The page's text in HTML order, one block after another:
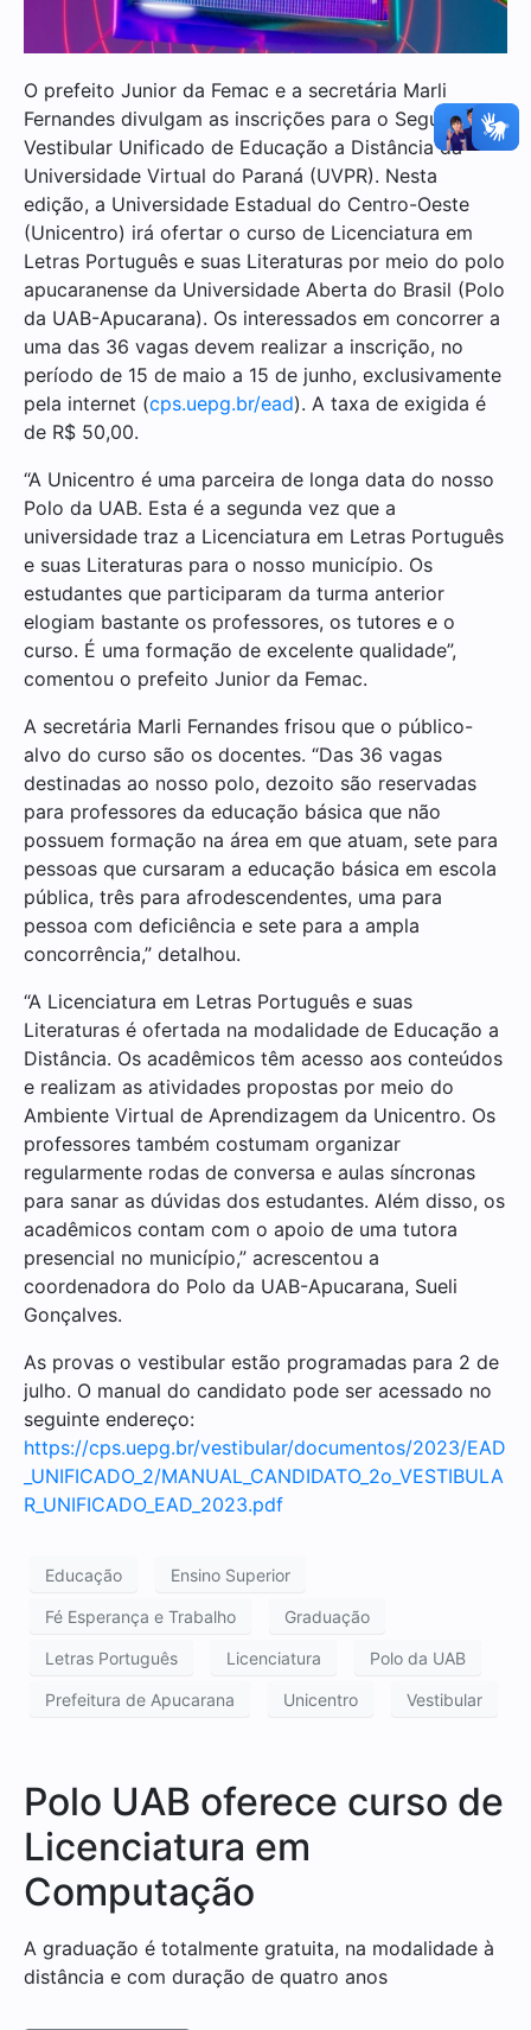
O prefeito Junior da Femac e a secretária Marli
Fernandes divulgam as inscrições para o Segundo
Vestibular Unificado de Educação a Distância da
Universidade Virtual do Paraná (UVPR). Nesta
edição, a Universidade Estadual do Centro-Oeste
(Unicentro) irá ofertar o curso de Licenciatura em
Letras Português e suas Literaturas por meio do polo
apucaranense da Universidade Aberta do Brasil (Polo
da UAB-Apucarana). Os interessados em concorrer a
uma das 36 vagas devem realizar a inscrição, no
período de 15 de maio a 15 de junho, exclusivamente
pela internet (cps.uepg.br/ead). A taxa de exigida é
de R$ 50,00.
“A Unicentro é uma parceira de longa data do nosso
Polo da UAB. Esta é a segunda vez que a
universidade traz a Licenciatura em Letras Português
e suas Literaturas para o nosso município. Os
estudantes que participaram da turma anterior
elogiam bastante os professores, os tutores e o
curso. É uma formação de excelente qualidade”,
comentou o prefeito Junior da Femac.
A secretária Marli Fernandes frisou que o público-
alvo do curso são os docentes. “Das 36 vagas
destinadas ao nosso polo, dezoito são reservadas
para professores da educação básica que não
possuem formação na área em que atuam, sete para
pessoas que cursaram a educação básica em escola
pública, três para afrodescendentes, uma para
pessoa com deficiência e sete para a ampla
concorrência,” detalhou.
“A Licenciatura em Letras Português e suas
Literaturas é ofertada na modalidade de Educação a
Distância. Os acadêmicos têm acesso aos conteúdos
e realizam as atividades propostas por meio do
Ambiente Virtual de Aprendizagem da Unicentro. Os
professores também costumam organizar
regularmente rodas de conversa e aulas síncronas
para sanar as dúvidas dos estudantes. Além disso, os
acadêmicos contam com o apoio de uma tutora
presencial no município,” acrescentou a
coordenadora do Polo da UAB-Apucarana, Sueli
Gonçalves.
As provas o vestibular estão programadas para 2 de
julho. O manual do candidato pode ser acessado no
seguinte endereço:
https://cps.uepg.br/vestibular/documentos/2023/EAD
_UNIFICADO_2/MANUAL_CANDIDATO_2o_VESTIBULA
R_UNIFICADO_EAD_2023.pdf
Educação Ensino Superior
Fé Esperança e Trabalho Graduação
Letras Português Licenciatura Polo da UAB
Prefeitura de Apucarana Unicentro Vestibular
Polo UAB oferece curso de
Licenciatura em
Computação
A graduação é totalmente gratuita, na modalidade à
distância e com duração de quatro anos